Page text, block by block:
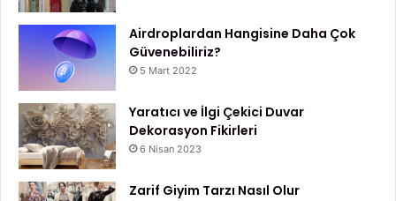
Airdroplardan Hangisine Daha Çok
Güvenebiliriz?
5 Mart 2022
Yaratıcı ve İlgi Çekici Duvar
Dekorasyon Fikirleri
6 Nisan 2023
Zarif Giyim Tarzı Nasıl Olur